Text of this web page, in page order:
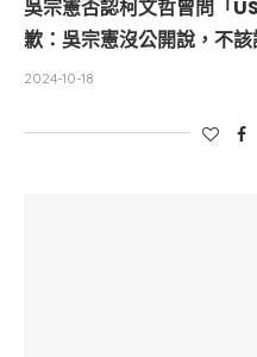
吳宗憲否認柯文哲曾問「
歉：吳宗憲沒公開說，不
2024-10-18